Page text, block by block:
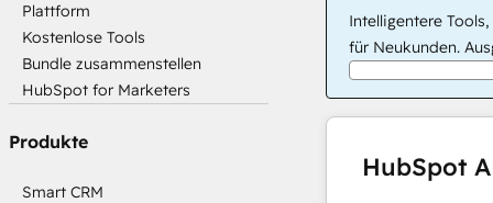
Plattform
Kostenlose Tools
Bundle zusammenstellen
HubSpot for Marketers
Produkte
Smart CRM
Intelligentere
für Neukunden.
HubSpot